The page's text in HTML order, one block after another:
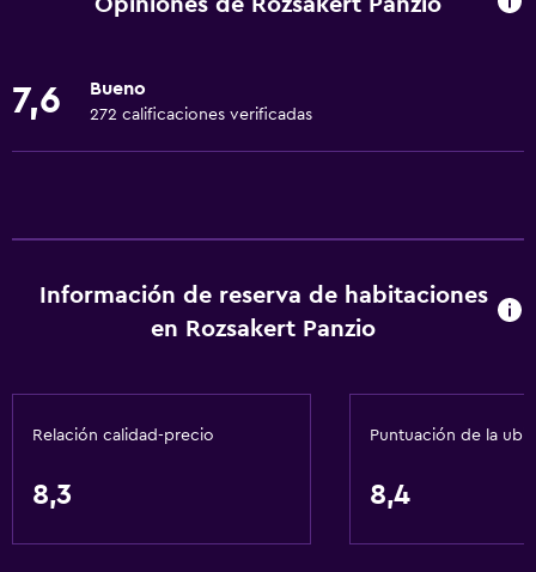
Ropa de cama
Calefacción
Accesibilidad y adecuación
Para no fumadores
extra)
7,6 Bueno
272 calificaciones verificadas
Información de reserva de habitaciones
en Rozsakert Panzio
Relación calidad-precio
8,3
Puntuación de la
8,4